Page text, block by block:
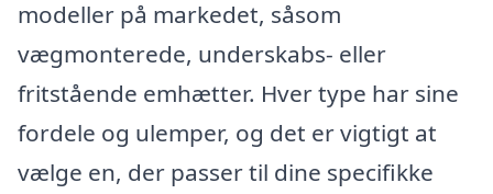
modeller på markedet, såsom
vægmonterede, underskabs- eller
fritstående emhætter. Hver type har sine
fordele og ulemper, og det er vigtigt at
vælge en, der passer til dine specifikke